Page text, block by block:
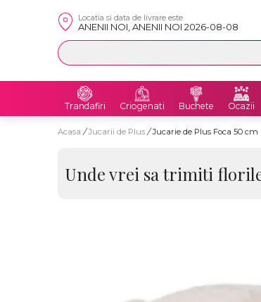
Locatia si data de livrare este
ANENII NOI, ANENII NOI 2026-08-08
Trandafiri Criogenati Buchete Ocazii
Acasa / Jucarii de Plus / Jucarie de Plus Foca 50 cm
Unde vrei sa trimiti